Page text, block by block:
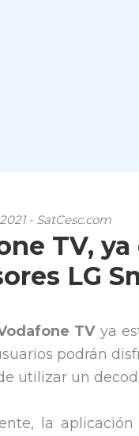
- SatCesc.com
TV,
LG
TVya
podrán
utilizar un
la